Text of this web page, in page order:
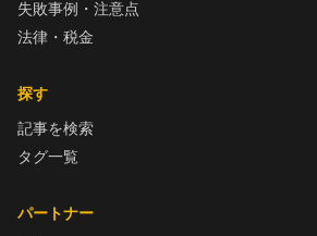
失敗事例・注意点
法律・税金
探す
記事を検索
タグ一覧
パートナー